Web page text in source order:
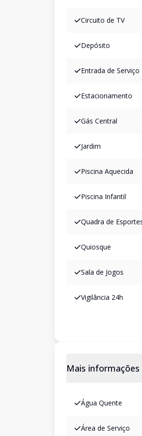
Circuito de TV
Depósito
Entrada de Serviço
Estacionamento
Gás Central
Jardim
Piscina Aquecida
Piscina Infantil
Quadra de
Quiosque
Sala de Jogos
Vigilância 24h
Mais informações
Água Quente
Área de Serviço